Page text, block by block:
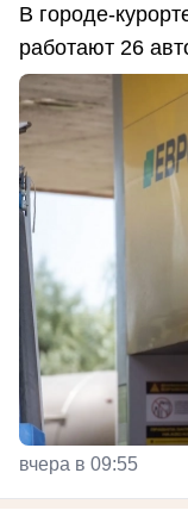
В городе-
работают 26
вчера в 09:55